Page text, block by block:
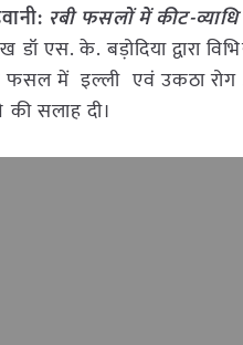
: रबी फसलों में कीट-
डॉ एस. के. बड़ोदिया द्वारा
फसल में इल्ली एवं उकठा रोग
सलाह दी।